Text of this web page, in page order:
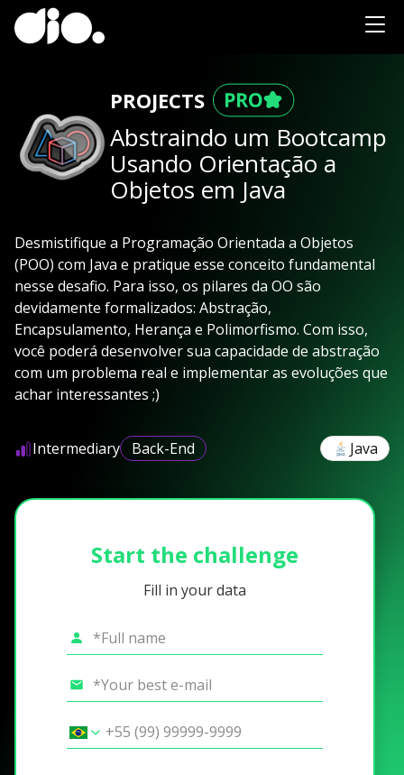
PROJECTS
Abstraindo um Bootcamp
Usando Orientação a
Objetos em Java
Desmistifique a Programação Orientada a Objetos
(POO) com Java e pratique esse conceito fundamental
nesse desafio. Para isso, os pilares da OO são
devidamente formalizados: Abstração,
Encapsulamento, Herança e Polimorfismo. Com isso,
você poderá desenvolver sua capacidade de abstração
com um problema real e implementar as evoluções que
achar interessantes ;)
Intermediary Back-End Java
Start the challenge
Fill in your data